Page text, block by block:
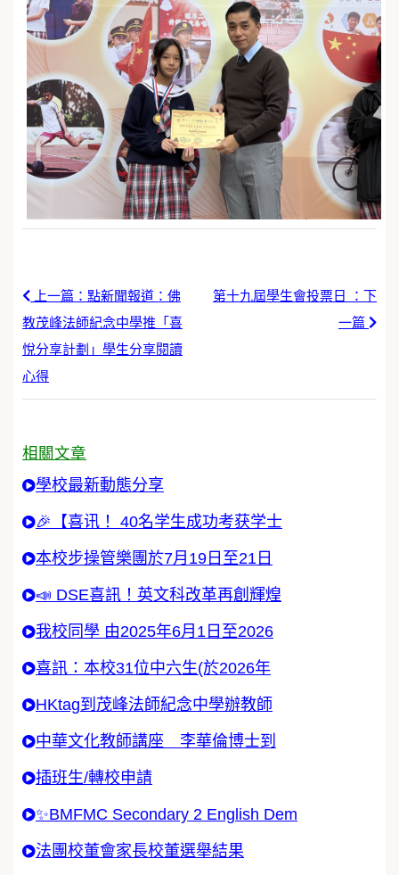
上一篇：點新聞報道：佛
教茂峰法師紀念中學推「喜
悅分享計劃」學生分享閱讀
心得
第十九屆學生會投票日 ：下
一篇
相關文章
學校最新動態分享
🎉【喜讯！ 40名学生成功考获学士
本校步操管樂團於7月19日至21日
📣 DSE喜訊！英文科改革再創輝煌
我校同學 由2025年6月1日至2026
喜訊：本校31位中六生(於2026年
HKtag到茂峰法師紀念中學辦教師
中華文化教師講座 李華倫博士到
插班生/轉校申請
✨BMFMC Secondary 2 English Dem
法團校董會家長校董選舉結果